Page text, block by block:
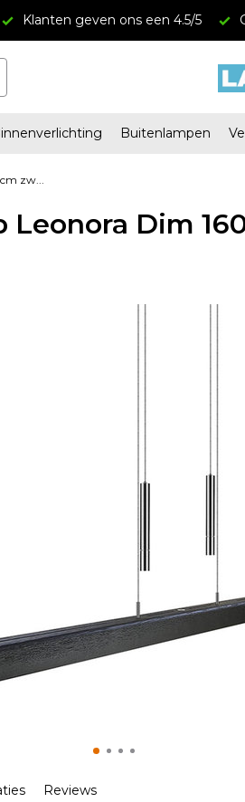
Klanten geven ons een 4.5/5
Buitenlampen
zw...
Dim
Reviews